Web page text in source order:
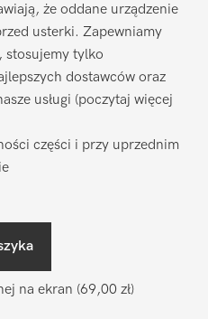
że oddane urządzenie
usterki. Zapewniamy
stosujemy tylko
dostawców oraz
usługi (poczytaj więcej
części i przy uprzednim
na ekran (69,00 zł)